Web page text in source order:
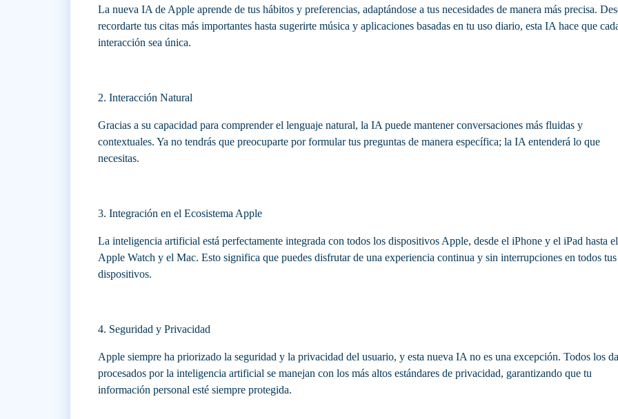
La nueva IA de Apple aprende de tus hábitos y preferencias, adaptándose a tus necesidades de manera más precisa.
recordarte tus citas más importantes hasta sugerirte música y aplicaciones basadas en tu uso diario, esta IA hace que
interacción sea única.
2. Interacción Natural
Gracias a su capacidad para comprender el lenguaje natural, la IA puede mantener conversaciones más fluidas y
contextuales. Ya no tendrás que preocuparte por formular tus preguntas de manera específica; la IA entenderá lo que
necesitas.
3. Integración en el Ecosistema Apple
La inteligencia artificial está perfectamente integrada con todos los dispositivos Apple, desde el iPhone y el iPad hasta el
Apple Watch y el Mac. Esto significa que puedes disfrutar de una experiencia continua y sin interrupciones en todos tus
dispositivos.
4. Seguridad y Privacidad
Apple siempre ha priorizado la seguridad y la privacidad del usuario, y esta nueva IA no es una excepción. Todos los
procesados por la inteligencia artificial se manejan con los más altos estándares de privacidad, garantizando que tu
información personal esté siempre protegida.